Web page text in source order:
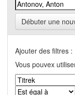
Débuter une
Ajouter des filtres :
Vous pouvex